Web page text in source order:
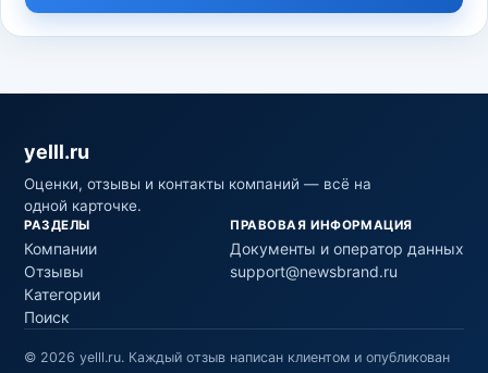
yelll.ru
Оценки, отзывы и контакты компаний — всё на
одной карточке.
РАЗДЕЛЫ
Компании
Отзывы
Категории
Поиск
ПРАВОВАЯ ИНФОРМАЦИЯ
Документы и оператор данных
support@newsbrand.ru
© 2026 yelll.ru. Каждый отзыв написан клиентом и опубликован